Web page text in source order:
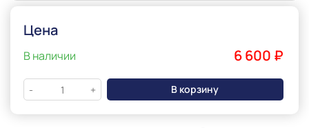
Цена
В наличии 6 600 ₽
- + В корзину